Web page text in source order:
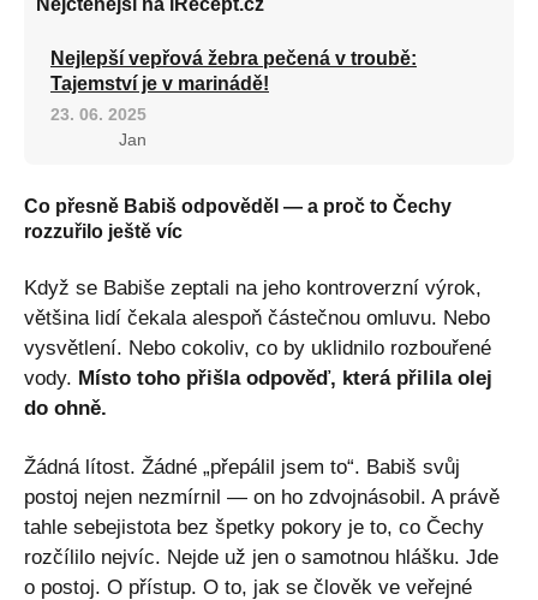
Nejčtenější na iRecept.cz
Nejlepší vepřová žebra pečená v troubě:
Tajemství je v marinádě!
23. 06. 2025
Jan
Co přesně Babiš odpověděl — a proč to Čechy
rozzuřilo ještě víc
Když se Babiše zeptali na jeho kontroverzní výrok,
většina lidí čekala alespoň částečnou omluvu. Nebo
vysvětlení. Nebo cokoliv, co by uklidnilo rozbouřené
vody. Místo toho přišla odpověď, která přilila olej
do ohně.
Žádná lítost. Žádné „přepálil jsem to“. Babiš svůj
postoj nejen nezmírnil — on ho zdvojnásobil. A právě
tahle sebejistota bez špetky pokory je to, co Čechy
rozčílilo nejvíc. Nejde už jen o samotnou hlášku. Jde
o postoj. O přístup. O to, jak se člověk ve veřejné